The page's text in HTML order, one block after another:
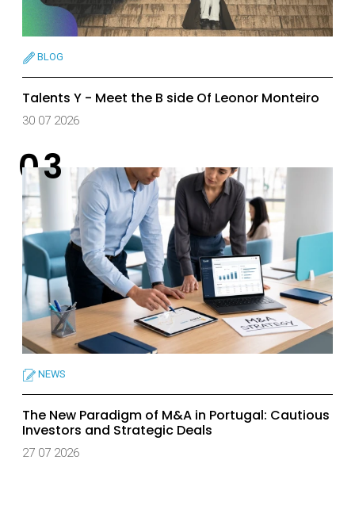
BLOG
Talents Y - Meet the B side Of Leonor Monteiro
30 07 2026
NEWS
The New Paradigm of M&A in Portugal: Cautious
Investors and Strategic Deals
27 07 2026